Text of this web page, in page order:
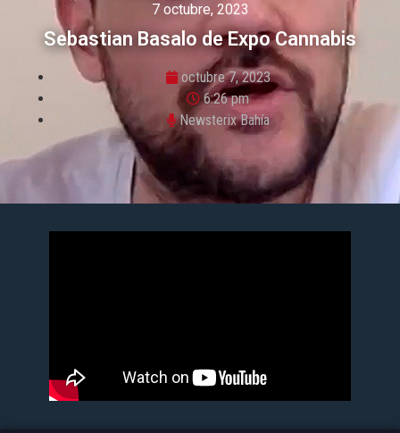
7 octubre, 2023
Sebastian Basalo de Expo Cannabis
octubre 7, 2023
6:26 pm
Newsterix Bahía